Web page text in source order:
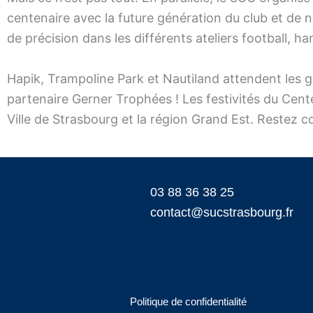
centenaire avec la future génération du club et de
de précision dans les différents ateliers football,
Hapik, Trampoline Park et Nautiland attendent les
partenaire Gerner Trophées ! Les festivités du
Ville de Strasbourg et la région Grand Est. Restez
03 88 36 38 25
contact@sucstrasbourg.fr
Politique de confidentialité